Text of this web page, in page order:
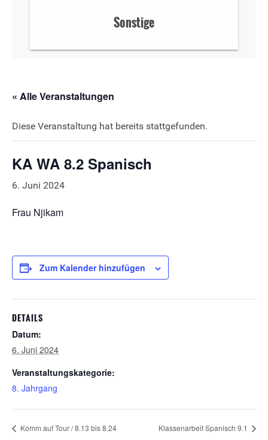
Sonstige
« Alle Veranstaltungen
Diese Veranstaltung hat bereits stattgefunden.
KA WA 8.2 Spanisch
6. Juni 2024
Frau Njikam
Zum Kalender hinzufügen
DETAILS
Datum:
6. Juni 2024
Veranstaltungskategorie:
8. Jahrgang
Komm auf Tour / 8.13 bis 8.24 Klassenarbeit Spanisch 9.1